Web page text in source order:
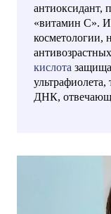
антиоксидант,
«витамин С».
косметологии,
кислота
ультрафиолета,
ДНК,